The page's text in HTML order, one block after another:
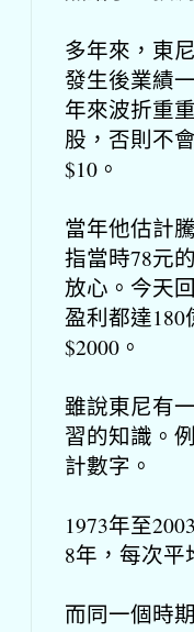
多年來，東
發生後業績
年來波折重
股，否則不
$10。
當年他估計
指當時78元
放心。今天
盈利都達
$2000。
雖說東尼有
習的知識。
計數字。
1973年至
8年，每次平
而同一個時